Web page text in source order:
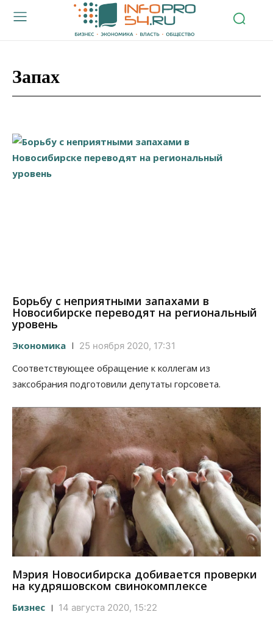
Запах
Борьбу с неприятными запахами в
Новосибирске переводят на региональный
уровень
Экономика 25 ноября 2020, 17:31
Соответствующее обращение к коллегам из
заксобрания подготовили депутаты горсовета.
Мэрия Новосибирска добивается проверки
на кудряшовском свинокомплексе
Бизнес 14 августа 2020, 15:22